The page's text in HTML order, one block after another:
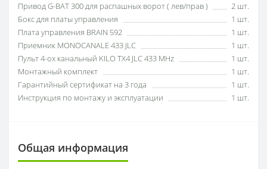
Привод G-BAT 300 для распашных ворот ( лев/прав )
2 шт.
Бокс для платы управления
1 шт.
Плата управления BRAIN 592
1 шт.
Приемник MONOCANALE 433 JLC
1 шт.
Пульт 4-ох канальный KILO TX4 JLC 433 MHz
1 шт.
Монтажный комплект
1 шт.
Гарантийный сертификат на 3 года
1 шт.
Инструкция по монтажу и эксплуатации
1 шт.
Общая информация